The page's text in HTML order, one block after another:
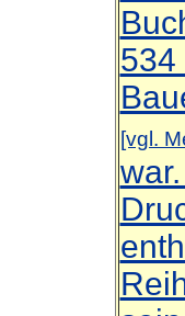
534
[vgl.